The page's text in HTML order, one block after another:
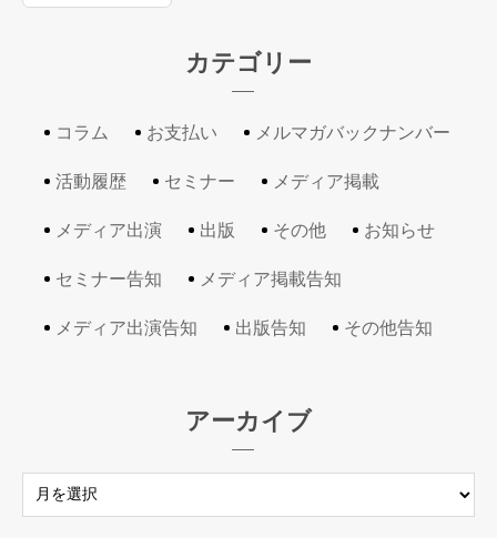
カテゴリー
コラム お支払い メルマガバックナンバー
活動履歴 セミナー メディア掲載
メディア出演 出版 その他 お知らせ
セミナー告知 メディア掲載告知
メディア出演告知 出版告知 その他告知
アーカイブ